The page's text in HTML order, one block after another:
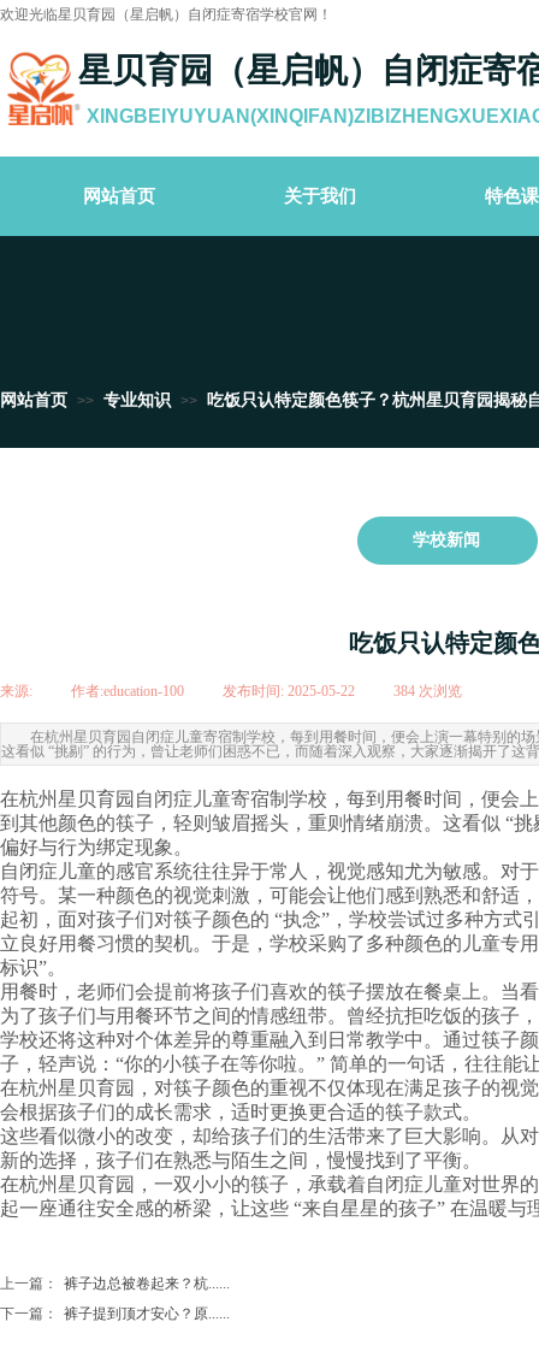
星贝育园（星启帆）自闭症寄
欢迎光临星贝育园（星启帆）自闭症寄宿学校官网！
网站首页 关于我们 特色
网站首页 >> 专业知识 >> 吃饭只认特定颜色筷子？杭州星贝育园揭秘
学校新闻
吃饭只认特定颜
来源: 作者:education-100 发布时间: 2025-05-22 384 次浏览
在杭州星贝育园自闭症儿童寄宿制学校，每到用餐时间，便会上演一幕特别的
这看似 “挑剔” 的行为，曾让老师们困惑不已，而随着深入观察，大家逐渐揭开了这
在杭州星贝育园自闭症儿童寄宿制学校，每到用餐时间，便会
到其他颜色的筷子，轻则皱眉摇头，重则情绪崩溃。这看似 “
偏好与行为绑定现象。
自闭症儿童的感官系统往往异于常人，视觉感知尤为敏感。对
符号。某一种颜色的视觉刺激，可能会让他们感到熟悉和舒适
起初，面对孩子们对筷子颜色的 “执念”，学校尝试过多种方
立良好用餐习惯的契机。于是，学校采购了多种颜色的儿童
标识”。
用餐时，老师们会提前将孩子们喜欢的筷子摆放在餐桌上。当
为了孩子们与用餐环节之间的情感纽带。曾经抗拒吃饭的孩子
学校还将这种对个体差异的尊重融入到日常教学中。通过筷子
子，轻声说：“你的小筷子在等你啦。” 简单的一句话，往往能
在杭州星贝育园，对筷子颜色的重视不仅体现在满足孩子的视
会根据孩子们的成长需求，适时更换更合适的筷子款式。
这些看似微小的改变，却给孩子们的生活带来了巨大影响。从
新的选择，孩子们在熟悉与陌生之间，慢慢找到了平衡。
在杭州星贝育园，一双小小的筷子，承载着自闭症儿童对世界
起一座通往安全感的桥梁，让这些 “来自星星的孩子” 在温暖
上一篇：
裤子边总被卷起来？杭......
下一篇：
裤子提到顶才安心？原......